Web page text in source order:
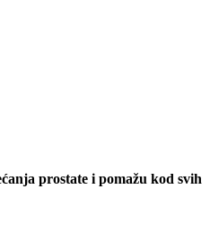
prostate i pomažu kod svih